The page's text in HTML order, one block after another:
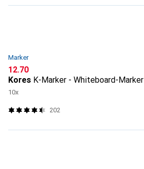
Marker
CHF
12.70
Kores K-Marker - Whiteboard-Marker
10x
202